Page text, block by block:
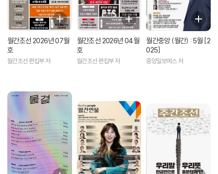
월간조선 2026년 07월
호
월간조선 편집부 저
월간조선 2026년 04월
호
월간조선 편집부 저
월간중앙 (월간) : 5월 [2
025]
중앙일보에스 저